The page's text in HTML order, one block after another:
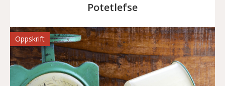
Potetlefse
Oppskrift